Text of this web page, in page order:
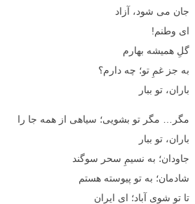
جان می شود، آزاد
ای وطنم!
گلِ همیشه بهارم
به جز غمِ تو؛ چه دارم؟
باران، تو ببار
مگر… مگر تو بشویی؛ سیاهی از همه جا را
باران، تو ببار
جاودان؛ به نسیمِ سحر سوگند
شادمان؛ به تو پیوسته هستم
تا تو شوی آباد؛ ای ایران